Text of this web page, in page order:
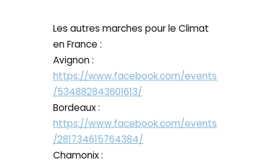
Les autres marches pour le Climat
en France :
Avignon :
https://www.facebook.com/events
/534882843601613/
Bordeaux :
https://www.facebook.com/events
/281734615764384/
Chamonix :